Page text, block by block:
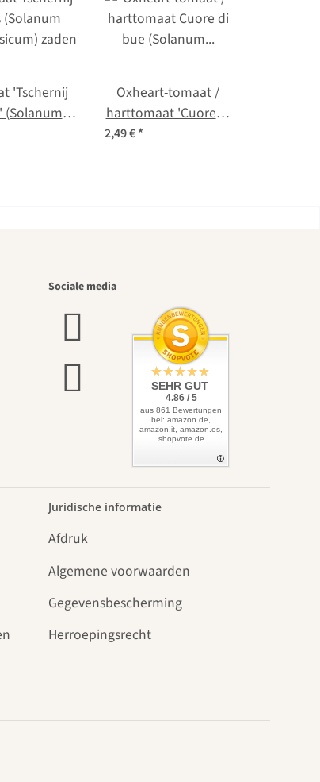
'Tschernij
(Solanum
zaden
Oxheart-tomaat /
harttomaat 'Cuore di
bue' (Solanum
2,49 €*
leidt
Sociale media
SEHR GUT
4.86 / 5
aus 861 Bewertungen
bei: amazon.de,
amazon.it, amazon.es,
shopvote.de
Juridische informatie
Afdruk
Algemene voorwaarden
Gegevensbescherming
Herroepingsrecht